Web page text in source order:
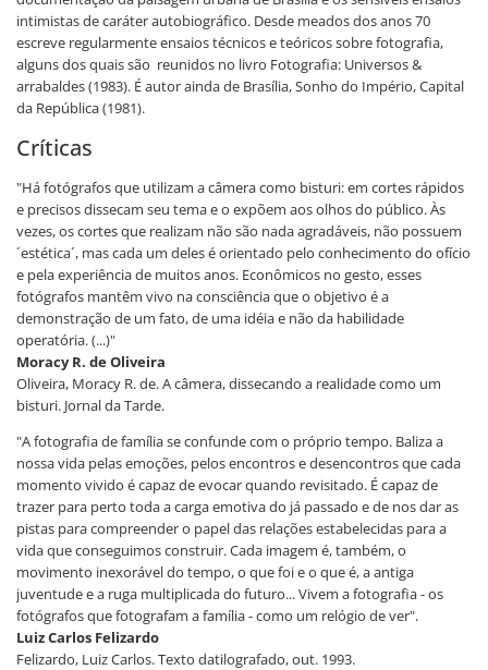
intimistas de caráter autobiográfico. Desde meados dos anos 70
escreve regularmente ensaios técnicos e teóricos sobre fotografia,
alguns dos quais são reunidos no livro Fotografia: Universos &
arrabaldes (1983). É autor ainda de Brasília, Sonho do Império, Capital
da República (1981).
Críticas
"Há fotógrafos que utilizam a câmera como bisturi: em cortes rápidos
e precisos dissecam seu tema e o expõem aos olhos do público. Às
vezes, os cortes que realizam não são nada agradáveis, não possuem
´estética´, mas cada um deles é orientado pelo conhecimento do ofício
e pela experiência de muitos anos. Econômicos no gesto, esses
fotógrafos mantêm vivo na consciência que o objetivo é a
demonstração de um fato, de uma idéia e não da habilidade
operatória. (...)"
Moracy R. de Oliveira
Oliveira, Moracy R. de. A câmera, dissecando a realidade como um
bisturi. Jornal da Tarde.
"A fotografia de família se confunde com o próprio tempo. Baliza a
nossa vida pelas emoções, pelos encontros e desencontros que cada
momento vivido é capaz de evocar quando revisitado. É capaz de
trazer para perto toda a carga emotiva do já passado e de nos dar as
pistas para compreender o papel das relações estabelecidas para a
vida que conseguimos construir. Cada imagem é, também, o
movimento inexorável do tempo, o que foi e o que é, a antiga
juventude e a ruga multiplicada do futuro... Vivem a fotografia - os
fotógrafos que fotografam a família - como um relógio de ver".
Luiz Carlos Felizardo
Felizardo, Luiz Carlos. Texto datilografado, out. 1993.